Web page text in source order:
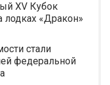
XV Кубок
лодках «Дракон»
стали
федеральной